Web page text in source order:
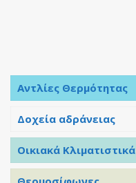
Αντλίες Θερμότητας
Δοχεία αδράνειας
Οικιακά Κλιματιστικά